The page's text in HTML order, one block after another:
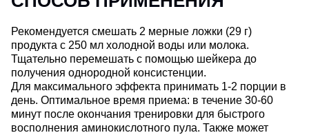
Рекомендуется смешать 2 мерные ложки (29 г)
продукта с 250 мл холодной воды или молока.
Тщательно перемешать с помощью шейкера до
получения однородной консистенции.
Для максимального эффекта принимать 1-2 порции в
день. Оптимальное время приема: в течение 30-60
минут после окончания тренировки для быстрого
восполнения аминокислотного пула. Также может